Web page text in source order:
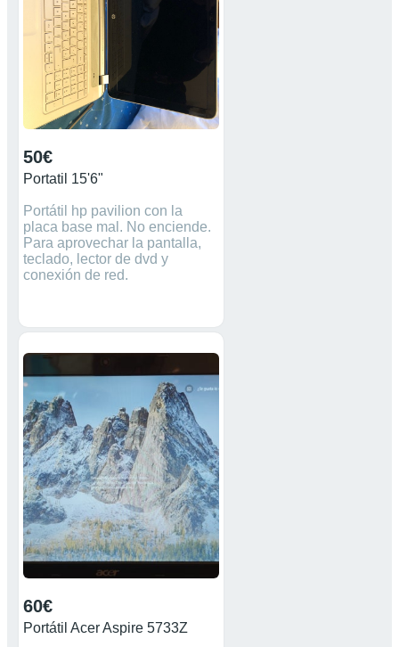
50€
Portatil 15'6"
Portátil hp pavilion con la
placa base mal. No enciende.
Para aprovechar la pantalla,
teclado, lector de dvd y
conexión de red.
60€
Portátil Acer Aspire 5733Z